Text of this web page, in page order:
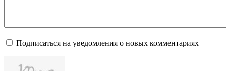
Подписаться на уведомления о новых комментариях